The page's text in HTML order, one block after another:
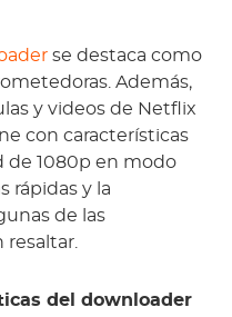
se destaca como
Además,
y videos de Netflix
con características
de 1080p en modo
rápidas y la
de las
resaltar.
del downloader